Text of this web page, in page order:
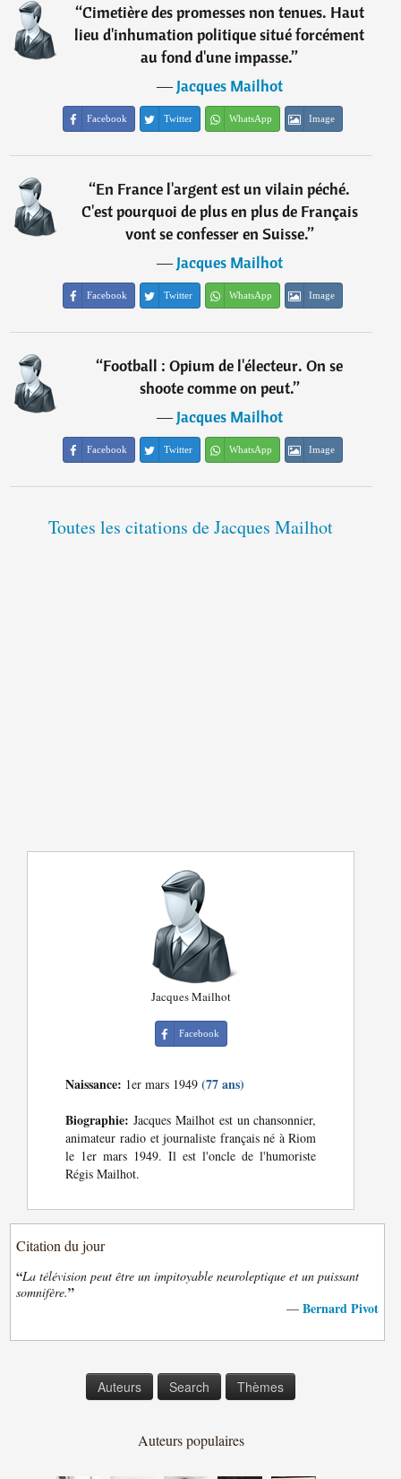
“Cimetière des promesses non tenues. Haut
lieu d'inhumation politique situé forcément
au fond d'une impasse.”
―Jacques Mailhot
Facebook Twitter WhatsApp Image
“En France l'argent est un vilain péché.
C'est pourquoi de plus en plus de Français
vont se confesser en Suisse.”
―Jacques Mailhot
Facebook Twitter WhatsApp Image
“Football : Opium de l'électeur. On se
shoote comme on peut.”
―Jacques Mailhot
Facebook Twitter WhatsApp Image
Toutes les citations de Jacques Mailhot
Jacques Mailhot
Facebook
Naissance: 1er mars 1949(77 ans)
Biographie: Jacques Mailhot est un chansonnier,
animateur radio et journaliste français né à Riom
le 1er mars 1949. Il est l'oncle de l'humoriste
Régis Mailhot.
Citation du jour
“La télévision peut être un impitoyable neuroleptique et un puissant
somnifère.”
— Bernard Pivot
Auteurs Search Thèmes
Auteurs populaires